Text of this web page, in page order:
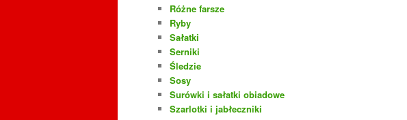
Różne farsze
Ryby
Sałatki
Serniki
Śledzie
Sosy
Surówki i sałatki obiadowe
Szarlotki i jabłeczniki